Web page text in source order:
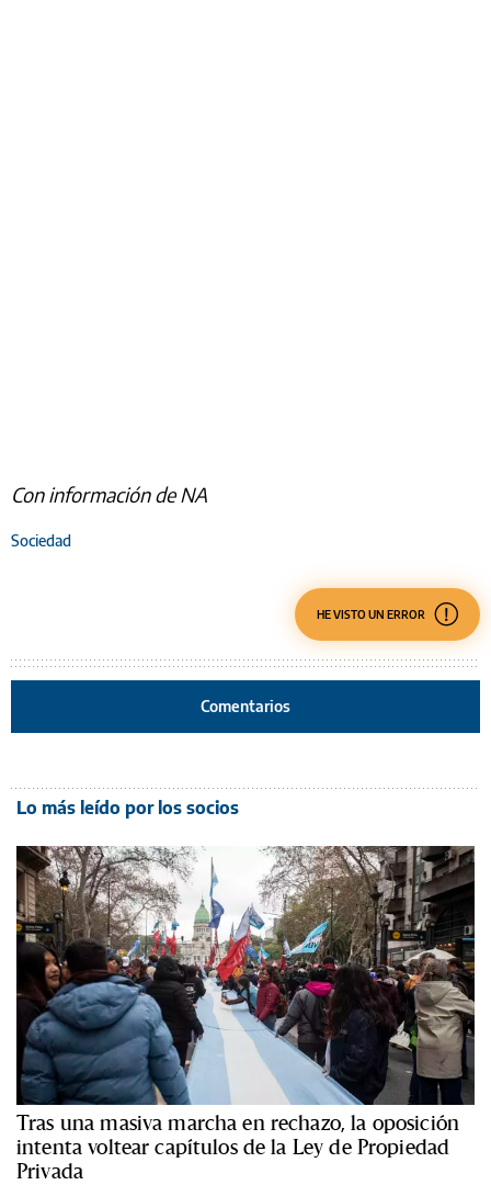
Con información de NA
Sociedad
HE VISTO UN ERROR
Comentarios
Lo más leído por los socios
Tras una masiva marcha en rechazo, la oposición
intenta voltear capítulos de la Ley de Propiedad
Privada